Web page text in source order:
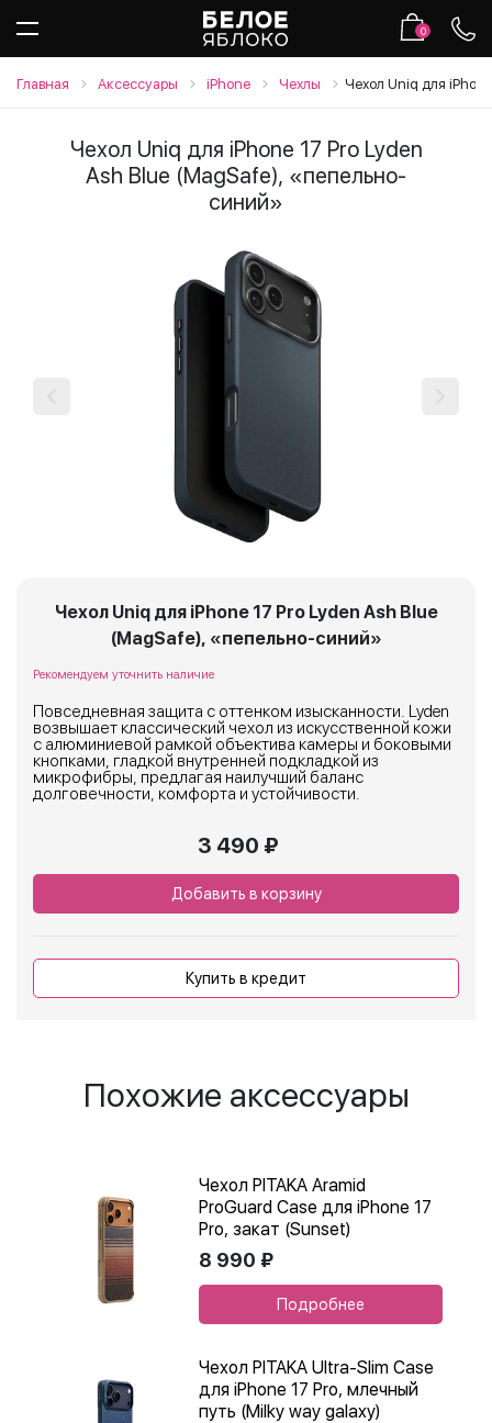
0
Главная Аксессуары iPhone Чехлы Чехол Uniq для
Чехол Uniq для iPhone 17 Pro Lyden
Ash Blue (MagSafe), «пепельно-
синий»
Чехол Uniq для iPhone 17 Pro Lyden Ash Blue
(MagSafe), «пепельно-синий»
Рекомендуем уточнить наличие
Повседневная защита с оттенком изысканности. Lyden
возвышает классический чехол из искусственной кожи
с алюминиевой рамкой объектива камеры и боковыми
кнопками, гладкой внутренней подкладкой из
микрофибры, предлагая наилучший баланс
долговечности, комфорта и устойчивости.
3 490 ₽
Добавить в корзину
Купить в кредит
Похожие аксессуары
Чехол PITAKA Aramid
ProGuard Case для iPhone 17
Pro, закат (Sunset)
8 990 ₽
Подробнее
Чехол PITAKA Ultra-Slim Case
для iPhone 17 Pro, млечный
путь (Milky way galaxy)